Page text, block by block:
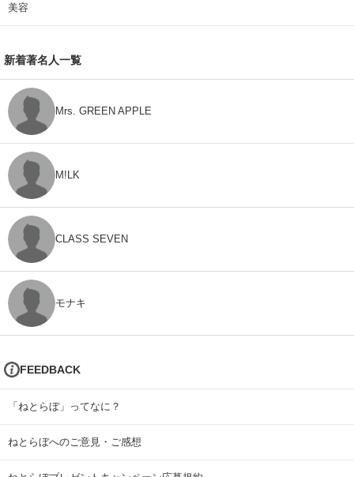
美容
新着著名人一覧
Mrs. GREEN APPLE
M!LK
CLASS SEVEN
モナキ
FEEDBACK
「ねとらぼ」ってなに？
ねとらぼへのご意見・ご感想